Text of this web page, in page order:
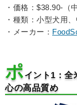
・価格：$38.90-（
・種類：小型犬用
・メーカー：
ポイント1：全
心の高品質め